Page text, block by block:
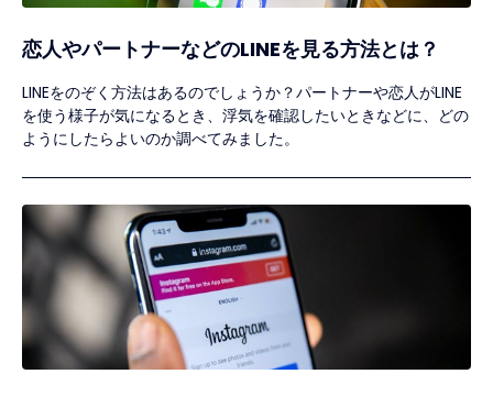
恋人やパートナーなどのLINEを見る方法とは？
LINEをのぞく方法はあるのでしょうか？パートナーや恋人がLINE
を使う様子が気になるとき、浮気を確認したいときなどに、どの
ようにしたらよいのか調べてみました。